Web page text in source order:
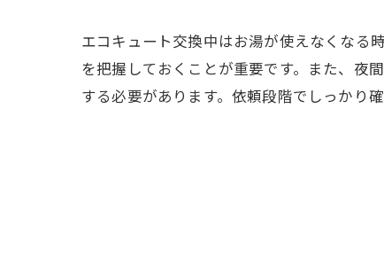
エコキュート交換中はお湯が使えなくなる
を把握しておくことが重要です。また、夜
する必要があります。依頼段階でしっかり